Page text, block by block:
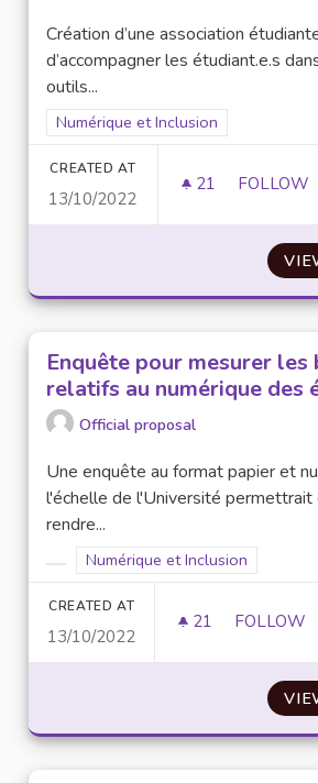
Création d’une association
d’accompagner les étudiant.e.s
outils...
Filter results for scope: Numérique et
Numérique et Inclusion
CREATED AT
13/10/2022
21 21
FOLLOW
Enquête pour mesurer les
relatifs au numérique des
Official proposal
Une enquête au format papier et
l'échelle de l'Université permettrait
rendre...
Filter results for category:
Filter results for scope:
Numérique et Inclusion
CREATED AT
13/10/2022
21 21
FOLLOW